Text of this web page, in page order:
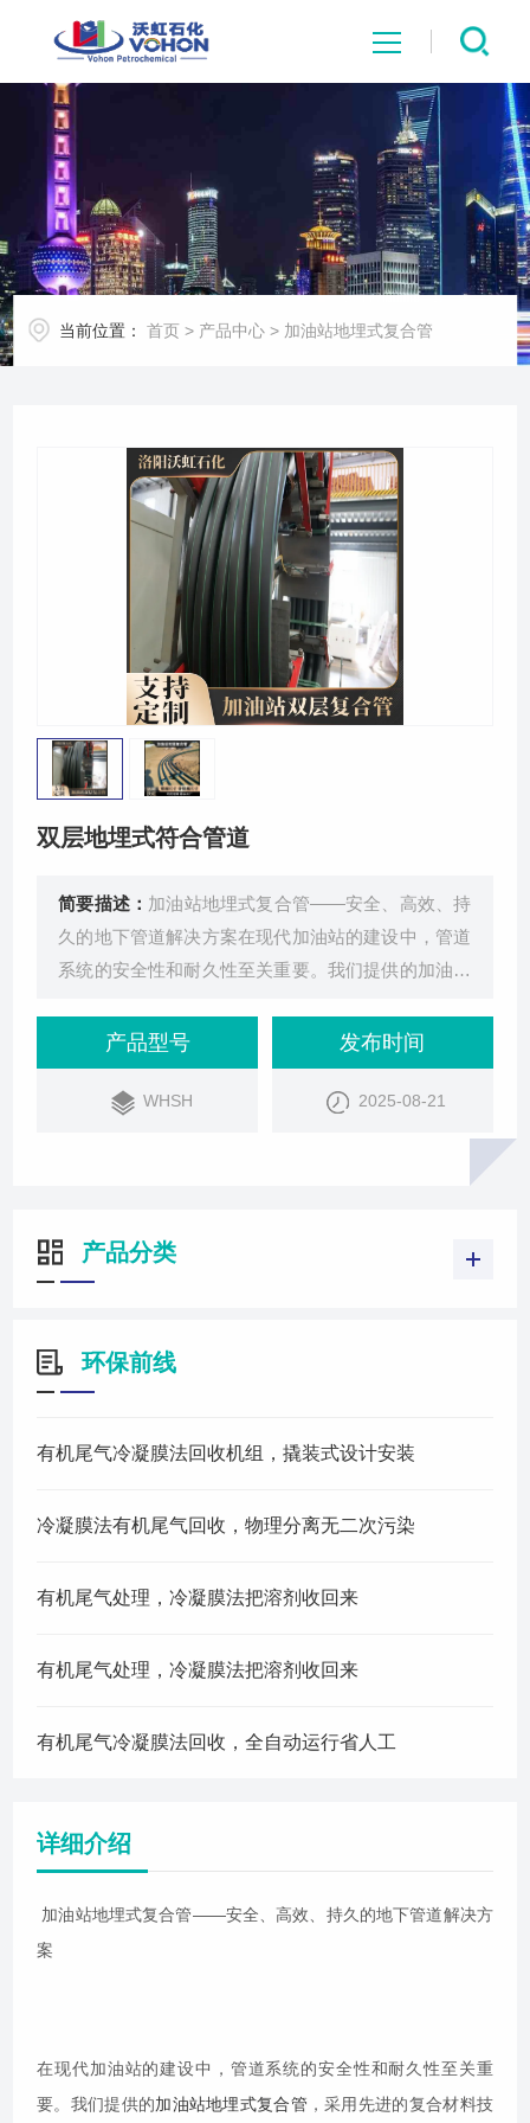
膜技术
产品中心
行业应用
荣誉资质
联系我们
当前位置： 首页 > 产品中心 > 加油站地埋式复合管
双层地埋式符合管道
简要描述： 加油站地埋式复合管——安全、高效、持
久的地下管道解决方案在现代加油站的建设中，管道
系统的安全性和耐久性至关重要。我们提供的加油站
产品型号
WHSH
发布时间
2025-08-21
产品分类
环保前线
有机尾气冷凝膜法回收机组，撬装式设计安装
冷凝膜法有机尾气回收，物理分离无二次污染
有机尾气处理，冷凝膜法把溶剂收回来
有机尾气处理，冷凝膜法把溶剂收回来
有机尾气冷凝膜法回收，全自动运行省人工
详细介绍
加油站地埋式复合管——安全、高效、持久的地下管道解决方
案
在现代加油站的建设中，管道系统的安全性和耐久性至关重
要。我们提供的加油站地埋式复合管 ，采用先进的复合材料技